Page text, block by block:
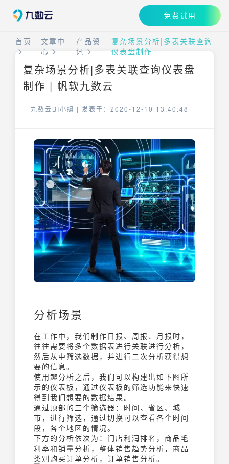
免费试用
首页
文章中
心
产品资
讯
复杂场景分析|多表关联查询
仪表盘制作
复杂场景分析|多表关联查询仪表盘
制作 | 帆软九数云
九数云BI小编 | 发表于：2020-12-10 13:40:48
分析场景
在工作中，我们制作日报、周报、月报时，
往往需要将多个数据表进行关联进行分析，
然后从中筛选数据，并进行二次分析获得想
要的信息。
使用趣分析之后，我们可以构建出如下图所
示的仪表板，通过仪表板的筛选功能来快速
得到我们想要的数据结果。
通过顶部的三个筛选器：时间、省区、城
市，进行筛选，通过切换可以查看各个时间
段，各个地区的情况。
下方的分析依次为：门店利润排名，商品毛
利率和销量分析，整体销售趋势分析，商品
类别购买订单分析，订单销售分析。